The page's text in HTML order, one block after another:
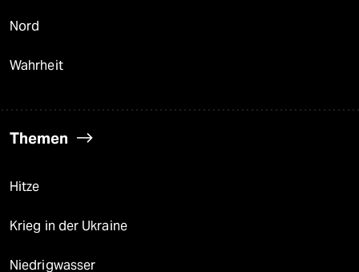
Nord
Wahrheit
Themen
Hitze
Krieg in der Ukraine
Niedrigwasser